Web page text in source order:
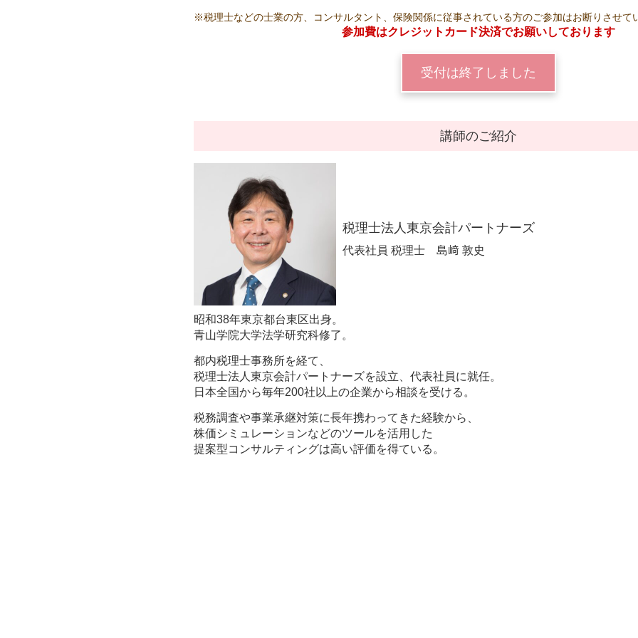
※税理士などの士業の方、コンサルタント、保険関係に従事されている方のご参加はお断りさせて
参加費はクレジットカード決済でお願いしております
受付は終了しました
講師のご紹介
税理士法人東京会計パートナーズ
代表社員 税理士 島﨑 敦史
昭和38年東京都台東区出身。
青山学院大学法学研究科修了。
都内税理士事務所を経て、
税理士法人東京会計パートナーズを設立、代表社員に就任。
日本全国から毎年200社以上の企業から相談を受ける。
税務調査や事業承継対策に長年携わってきた経験から、
株価シミュレーションなどのツールを活用した
提案型コンサルティングは高い評価を得ている。